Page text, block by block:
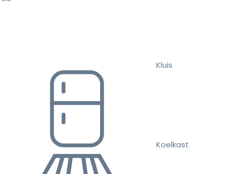
Kluis
Koelkast